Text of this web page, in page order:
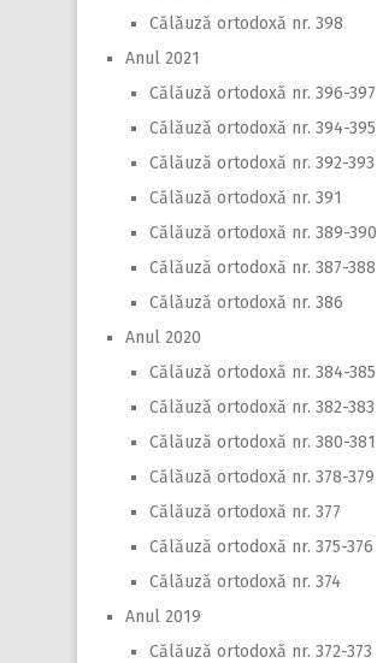
Călăuză ortodoxă nr. 398
Anul 2021
Călăuză ortodoxă nr. 396-397
Călăuză ortodoxă nr. 394-395
Călăuză ortodoxă nr. 392-393
Călăuză ortodoxă nr. 391
Călăuză ortodoxă nr. 389-390
Călăuză ortodoxă nr. 387-388
Călăuză ortodoxă nr. 386
Anul 2020
Călăuză ortodoxă nr. 384-385
Călăuză ortodoxă nr. 382-383
Călăuză ortodoxă nr. 380-381
Călăuză ortodoxă nr. 378-379
Călăuză ortodoxă nr. 377
Călăuză ortodoxă nr. 375-376
Călăuză ortodoxă nr. 374
Anul 2019
Călăuză ortodoxă nr. 372-373